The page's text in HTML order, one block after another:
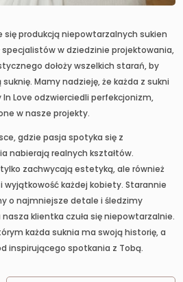
się produkcją niepowtarzalnych sukien
specjalistów w dziedzinie projektowania,
dołoży wszelkich starań, by
Mamy nadzieję, że każda z sukni
Love odzwierciedli perfekcjonizm,
w nasze projekty.
gdzie pasja spotyka się z
nabierają realnych kształtów.
zachwycają estetyką, ale również
wyjątkowość każdej kobiety. Starannie
o najmniejsze detale i śledzimy
klientka czuła się niepowtarzalnie.
każda suknia ma swoją historię, a
inspirującego spotkania z Tobą.